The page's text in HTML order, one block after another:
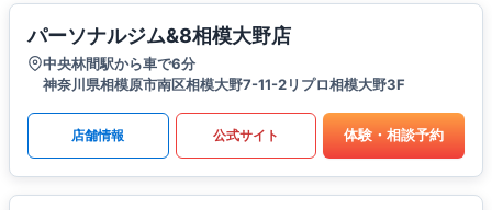
パーソナルジム&8相模大野店
中央林間駅から車で6分
神奈川県相模原市南区相模大野7-11-2リプロ相模大野3F
店舗情報 公式サイト 体験・相談予約